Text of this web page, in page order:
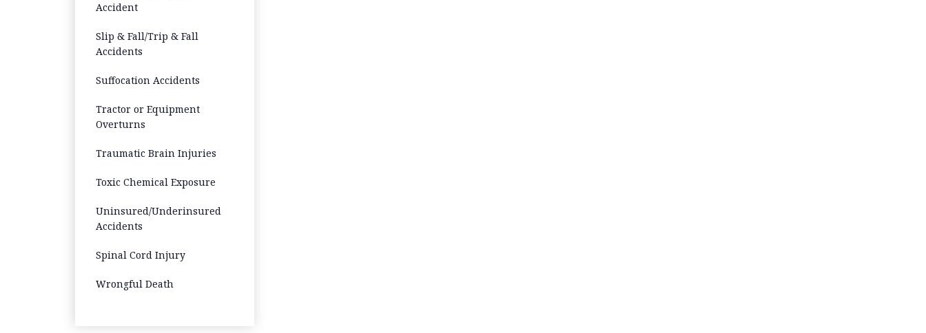
Accident
Slip & Fall/Trip & Fall
Accidents
Suffocation Accidents
Tractor or Equipment
Overturns
Traumatic Brain Injuries
Toxic Chemical Exposure
Uninsured/Underinsured
Accidents
Spinal Cord Injury
Wrongful Death